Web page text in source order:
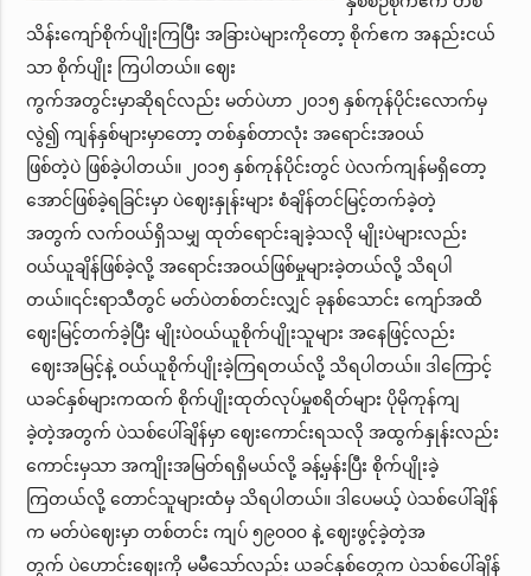
သိန်းကျော်စိုက်ပျိုးကြပြီး အခြားပဲများကိုတော့ စိုက်ဧက အနည်းငယ်
သာ စိုက်ပျိုး ကြပါတယ်။ ဈေး
ကွက်အတွင်းမှာဆိုရင်လည်း မတ်ပဲဟာ ၂၀၁၅ နှစ်ကုန်ပိုင်းလောက်မှ
လွဲ၍ ကျန်နှစ်များမှာတော့ တစ်နှစ်တာလုံး အရောင်းအဝယ်
ဖြစ်တဲ့ပဲ ဖြစ်ခဲ့ပါတယ်။ ၂၀၁၅ နှစ်ကုန်ပိုင်းတွင် ပဲလက်ကျန်မရှိတော့
အောင်ဖြစ်ခဲ့ရခြင်းမှာ ပဲဈေးနှုန်းများ စံချိန်တင်မြင့်တက်ခဲ့တဲ့
အတွက် လက်ဝယ်ရှိသမျှ ထုတ်ရောင်းချခဲ့သလို မျိုးပဲများလည်း
ဝယ်ယူချိန်ဖြစ်ခဲ့လို့ အရောင်းအဝယ်ဖြစ်မှုများခဲ့တယ်လို့ သိရပါ
တယ်။၎င်းရာသီတွင် မတ်ပဲတစ်တင်းလျှင် ခုနစ်သောင်း ကျော်အထိ
ဈေးမြင့်တက်ခဲ့ပြီး မျိုးပဲဝယ်ယူစိုက်ပျိုးသူများ အနေဖြင့်လည်း
ဈေးအမြင့်နဲ့ ဝယ်ယူစိုက်ပျိုးခဲ့ကြရတယ်လို့ သိရပါတယ်။ ဒါကြောင့်
ယခင်နှစ်များကထက် စိုက်ပျိုးထုတ်လုပ်မှုစရိတ်များ ပိုမိုကုန်ကျ
ခဲ့တဲ့အတွက် ပဲသစ်ပေါ်ချိန်မှာ ဈေးကောင်းရသလို အထွက်နှုန်းလည်း
ကောင်းမှသာ အကျိုးအမြတ်ရရှိမယ်လို့ ခန့်မှန်းပြီး စိုက်ပျိုးခဲ့
ကြတယ်လို့ တောင်သူများထံမှ သိရပါတယ်။ ဒါပေမယ့် ပဲသစ်ပေါ်ချိန်
က မတ်ပဲဈေးမှာ တစ်တင်း ကျပ် ၅၉၀ဝ၀ နဲ့ ဈေးဖွင့်ခဲ့တဲ့အ
တွက် ပဲဟောင်းဈေးကို မမီသော်လည်း ယခင်နှစ်တွေက ပဲသစ်ပေါ်ချိန်